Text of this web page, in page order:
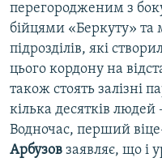
перегородженим з
бійцями «Беркуту» та
підрозділів, які
цього кордону на
також стоять залізні
кілька десятків людей
Водночас, перший
Арбузов заявляє, що і